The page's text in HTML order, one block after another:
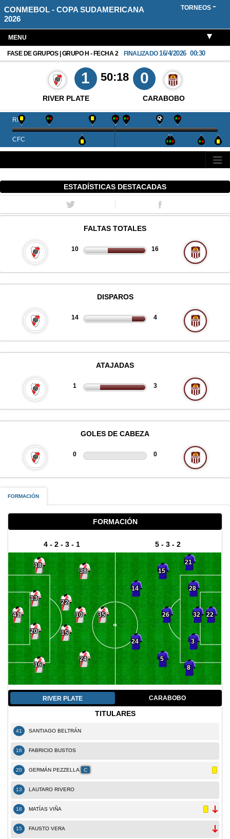
CONMEBOL - COPA SUDAMERICANA
2026
TORNEOS
MENU
FASE DE GRUPOS | GRUPO H - FECHA 2 FINALIZADO16/4/2026 00:30
RIVER PLATE
1 50:18 0
CARABOBO
RIV
CFC
ESTADÍSTICAS DESTACADAS
FALTAS TOTALES
10 16
DISPAROS
14 4
ATAJADAS
1 3
GOLES DE CABEZA
0 0
FORMACIÓN
FORMACIÓN
4 - 2 - 3 - 1
41
18
13
20
16
22
15
38
10
24
35
5 - 3 - 2
22
21
28
32
3
8
15
26
5
14
24
RIVER PLATE CARABOBO
TITULARES
41 SANTIAGO BELTRÁN
16 FABRICIO BUSTOS
20 GERMÁN PEZZELLA C
13 LAUTARO RIVERO
18 MATÍAS VIÑA
15 FAUSTO VERA